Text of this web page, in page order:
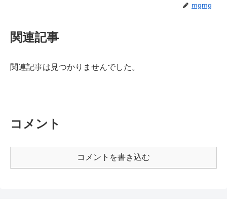
mgmg
関連記事
関連記事は見つかりませんでした。
コメント
コメントを書き込む